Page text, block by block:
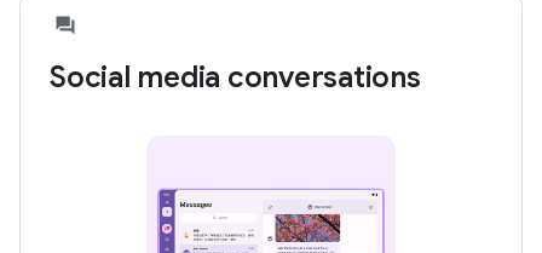
Social media conversations